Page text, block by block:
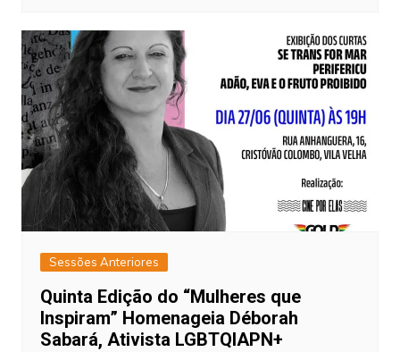
Sessões Anteriores
Quinta Edição do “Mulheres que
Inspiram” Homenageia Déborah
Sabará, Ativista LGBTQIAPN+